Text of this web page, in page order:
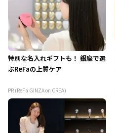
特別な名入れギフトも！ 銀座で選
ぶReFaの上質ケア
PR (ReFa GINZA on CREA)